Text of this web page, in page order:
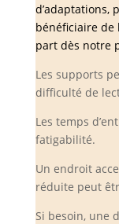
d’adaptations,
bénéficiaire de
part dès notre
Les supports
difficulté de
Les temps
fatigabilité.
Un endroit
réduite peut
Si besoin, une